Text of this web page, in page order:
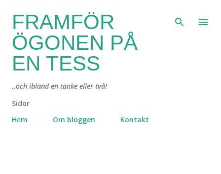
Fortsätt till huvudinnehåll
FRAMFÖR
ÖGONEN PÅ
EN TESS
..och ibland en tanke eller två!
Sidor
Hem
Om bloggen Kontakt